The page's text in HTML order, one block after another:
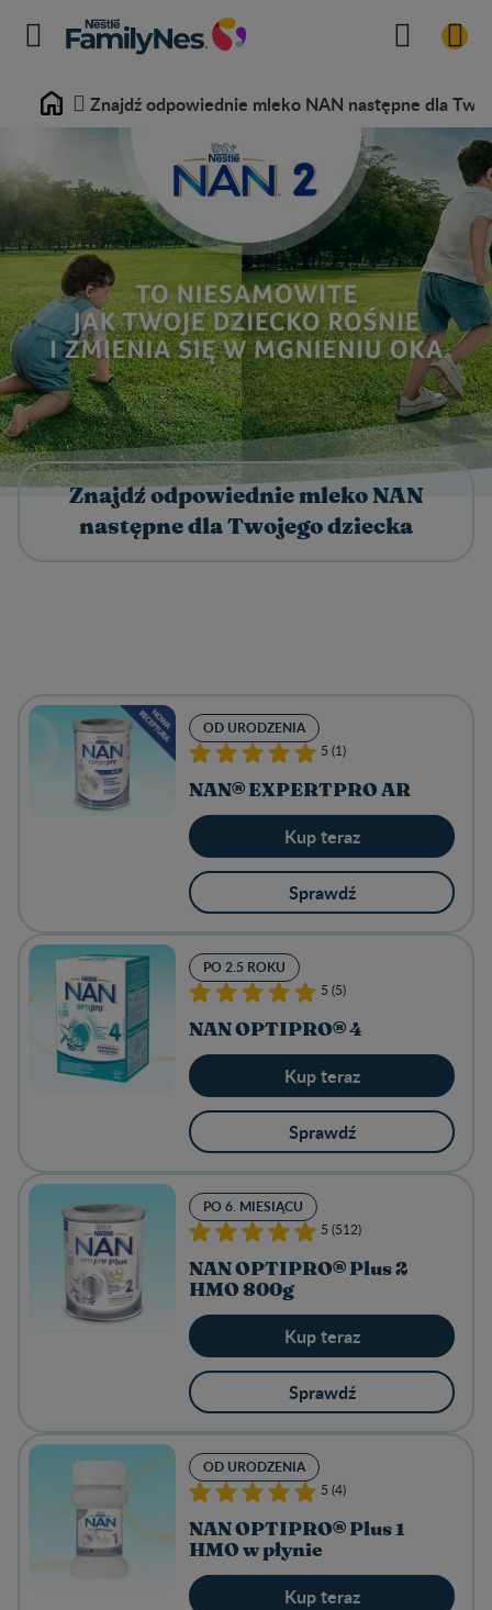
Home Znajdź odpowiednie mleko NAN następne dla
Znajdź odpowiednie mleko NAN
następne dla Twojego dziecka
OD URODZENIA
5 (1)
NAN® EXPERTPRO AR
Kup teraz
Sprawdź
PO 2.5 ROKU
5 (5)
NAN OPTIPRO® 4
Kup teraz
Sprawdź
PO 6. MIESIĄCU
5 (512)
NAN OPTIPRO® Plus 2
HMO 800g
Kup teraz
Sprawdź
OD URODZENIA
5 (4)
NAN OPTIPRO® Plus 1
HMO w płynie
Kup teraz